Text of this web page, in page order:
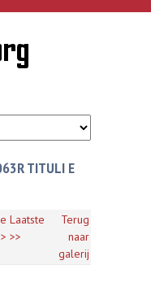
TITULI E
>
Laatste
>>
Terug
naar
galerij